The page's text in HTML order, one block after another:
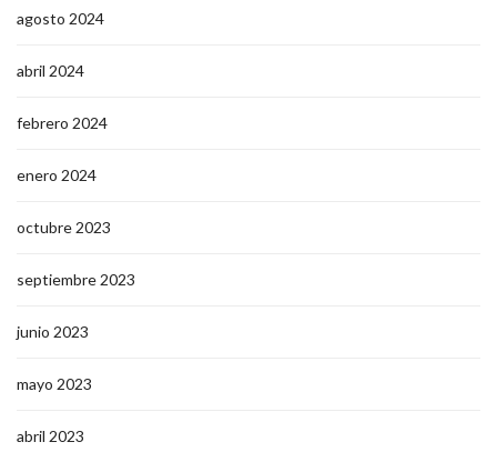
agosto 2024
abril 2024
febrero 2024
enero 2024
octubre 2023
septiembre 2023
junio 2023
mayo 2023
abril 2023